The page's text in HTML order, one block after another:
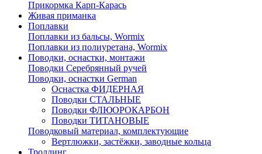
Прикормка Карп-Карась
Живая приманка
Поплавки
Поплавки из бальсы, Wormix
Поплавки из полиуретана, Wormix
Поводки, оснастки, монтажи
Поводки Серебрянный ручей
Поводки, оснастки German
Оснастка ФИДЕРНАЯ
Поводки СТАЛЬНЫЕ
Поводки ФЛЮОРОКАРБОН
Поводки ТИТАНОВЫЕ
Поводковый материал, комплектующие
Вертлюжки, застёжки, заводные кольца
Троллинг